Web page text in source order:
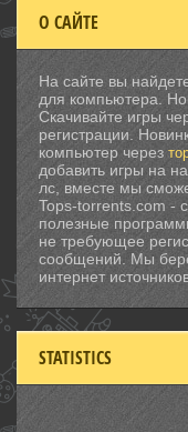
О САЙТЕ
На сайте вы
для компьютера.
Скачивайте игры
регистрации.
компьютер через
добавить игры на
лс, вместе мы
Tops-torrents.com -
полезные
не требующее
сообщений. Мы
интернет
STATISTICS